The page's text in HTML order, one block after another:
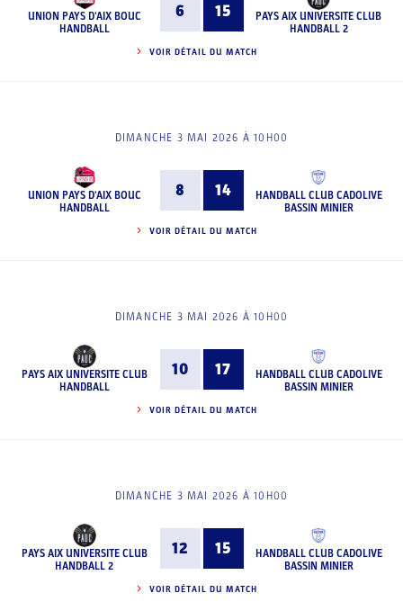
UNION PAYS D'AIX BOUC
HANDBALL
6 15
PAYS AIX UNIVERSITE CLUB
HANDBALL 2
VOIR DÉTAIL DU MATCH
DIMANCHE 3 MAI 2026 À 10H00
UNION PAYS D'AIX BOUC
HANDBALL
8 14
HANDBALL CLUB CADOLIVE
BASSIN MINIER
VOIR DÉTAIL DU MATCH
DIMANCHE 3 MAI 2026 À 10H00
PAYS AIX UNIVERSITE CLUB
HANDBALL
10 17
HANDBALL CLUB CADOLIVE
BASSIN MINIER
VOIR DÉTAIL DU MATCH
DIMANCHE 3 MAI 2026 À 10H00
PAYS AIX UNIVERSITE CLUB
HANDBALL 2
12 15
HANDBALL CLUB CADOLIVE
BASSIN MINIER
VOIR DÉTAIL DU MATCH